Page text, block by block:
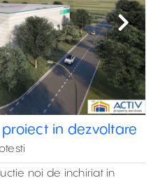
de toate utilitățile
de transport în
Actualizat:05-08-2026
Selectează
Next
Buftea
în zona Chitila–
DN7. Acces facil la
și Terminalul Străulești.